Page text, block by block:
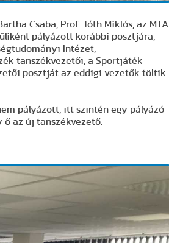
Csaba, Prof. Tóth Miklós, az MTA
pályázott korábbi posztjára,
Intézet,
tanszékvezetői, a Sportjáték
posztját az eddigi vezetők töltik
pályázott, itt szintén egy pályázó
ő az új tanszékvezető.